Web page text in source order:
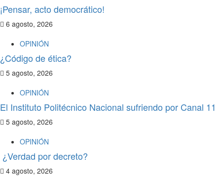
¡Pensar, acto democrático!
6 agosto, 2026
OPINIÓN
¿Código de ética?
5 agosto, 2026
OPINIÓN
El Instituto Politécnico Nacional sufriendo por Canal 11
5 agosto, 2026
OPINIÓN
¿Verdad por decreto?
4 agosto, 2026